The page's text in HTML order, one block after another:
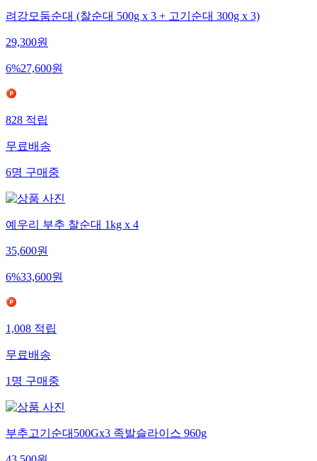
려강모둠순대 (찰순대 500g x 3 + 고기순대 300g x 3)
29,300원
6%27,600원
828적립
무료배송
6명구매중
예우리 부추 찰순대 1kg x 4
35,600원
6%33,600원
1,008적립
무료배송
1명구매중
부추고기순대500Gx3 족발슬라이스 960g